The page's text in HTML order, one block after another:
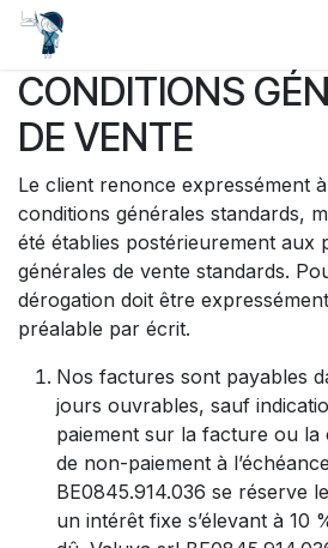
Se rendre au contenu
CONDITIONS
DE VENTE
Le client renonce expressément
conditions générales standards,
été établies postérieurement aux
générales de vente standards.
dérogation doit être
préalable par écrit.
Nos factures sont payables
jours ouvrables, sauf
paiement sur la facture ou la
de non-paiement à
BE0845.914.036 se réserve
un intérêt fixe s’élevant à 10